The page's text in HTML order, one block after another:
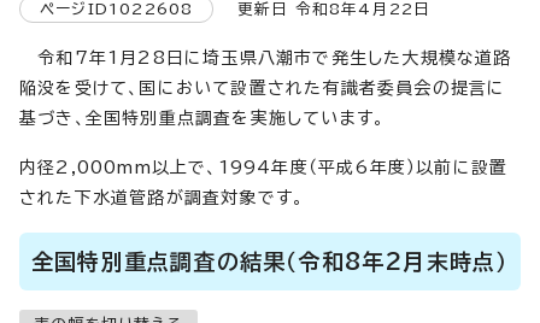
ページID1022608 更新日 令和8年4月22日
令和7年1月28日に埼玉県八潮市で発生した大規模な道路
陥没を受けて、国において設置された有識者委員会の提言に
基づき、全国特別重点調査を実施しています。
内径2,000mm以上で、1994年度（平成6年度）以前に設置
された下水道管路が調査対象です。
全国特別重点調査の結果（令和8年2月末時点）